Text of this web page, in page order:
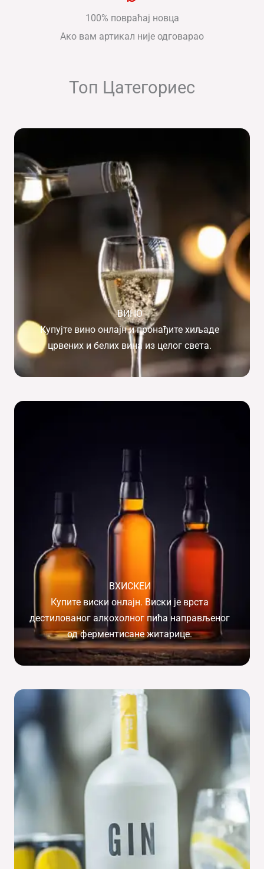
100% повраћај новца
Ако вам артикал није одговарао
Топ Цатегориес
ВИНО
Купујте вино онлајн и пронађите хиљаде
црвених и белих вина из целог света.
ВХИСКЕИ
Купите виски онлајн. Виски је врста
дестилованог алкохолног пића направљеног
од ферментисане житарице.